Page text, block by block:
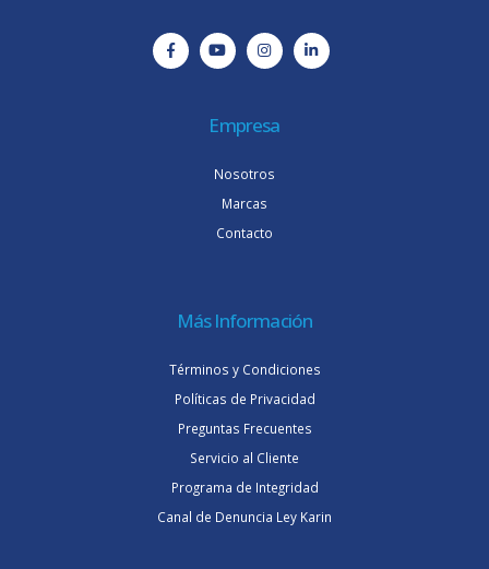
Empresa
Nosotros
Marcas
Contacto
Más Información
Términos y Condiciones
Políticas de Privacidad
Preguntas Frecuentes
Servicio al Cliente
Programa de Integridad
Canal de Denuncia Ley Karin